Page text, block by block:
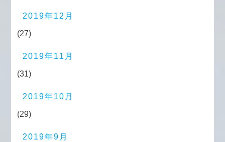
2019年12月
(27)
2019年11月
(31)
2019年10月
(29)
2019年9月